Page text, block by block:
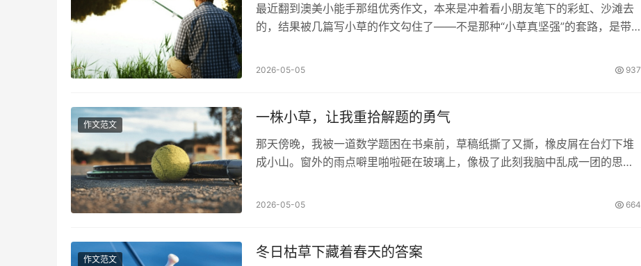
最近翻到澳美小能手那组优秀作文，本来是冲着看小朋友笔下的彩虹、沙滩去
的，结果被几篇写小草的作文勾住了——不是那种“小草真坚强”的套路，是带
2026-05-05 937
作文范文 一株小草，让我重拾解题的勇气
那天傍晚，我被一道数学题困在书桌前，草稿纸撕了又撕，橡皮屑在台灯下堆
成小山。窗外的雨点噼里啪啦砸在玻璃上，像极了此刻我脑中乱成一团的思
2026-05-05 664
作文范文 冬日枯草下藏着春天的答案